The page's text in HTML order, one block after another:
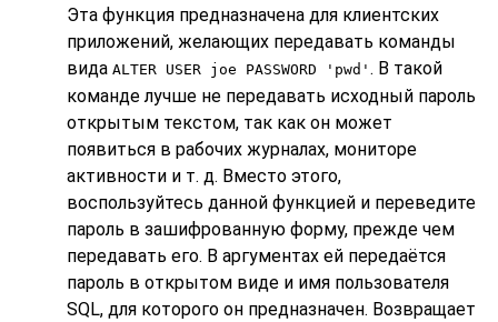
Эта функция предназначена для клиентских
приложений, желающих передавать команды
вида ALTER USER joe PASSWORD 'pwd' . В такой
команде лучше не передавать исходный пароль
открытым текстом, так как он может
появиться в рабочих журналах, мониторе
активности и т. д. Вместо этого,
воспользуйтесь данной функцией и переведите
пароль в зашифрованную форму, прежде чем
передавать его. В аргументах ей передаётся
пароль в открытом виде и имя пользователя
SQL, для которого он предназначен. Возвращает